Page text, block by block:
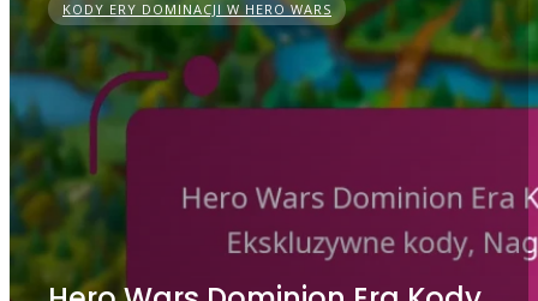
KODY ERY DOMINACJI W HERO WARS